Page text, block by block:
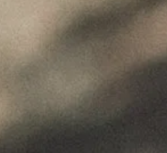
for winemakers and
but I wish I will always
them to share it with."
136